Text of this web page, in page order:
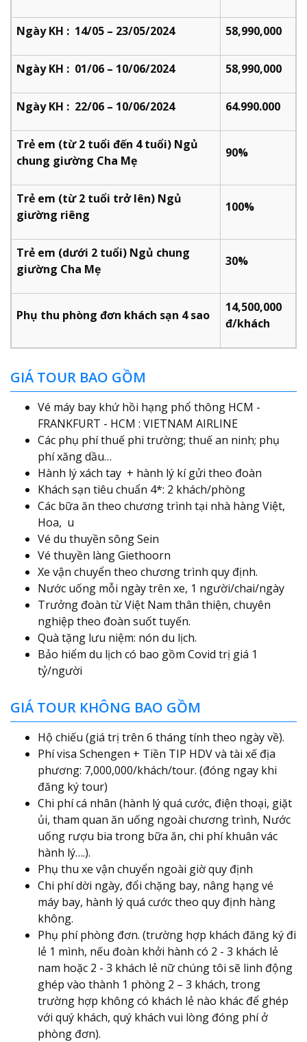
Ngày KH : 14/05 – 23/05/2024 58,990,000
Ngày KH : 01/06 – 10/06/2024 58,990,000
Ngày KH : 22/06 – 10/06/2024 64.990.000
Trẻ em (từ 2 tuổi đến 4 tuổi) Ngủ
chung giường Cha Mẹ
90%
Trẻ em (từ 2 tuổi trở lên) Ngủ
giường riêng
100%
Trẻ em (dưới 2 tuổi) Ngủ chung
giường Cha Mẹ
30%
Phụ thu phòng đơn khách sạn 4 sao
14,500,000
đ/khách
GIÁ TOUR BAO GỒM
Vé máy bay khứ hồi hạng phổ thông HCM -
FRANKFURT - HCM : VIETNAM AIRLINE
Các phụ phí thuế phi trường; thuế an ninh; phụ
phí xăng dầu…
Hành lý xách tay + hành lý kí gửi theo đoàn
Khách sạn tiêu chuẩn 4*: 2 khách/phòng
Các bữa ăn theo chương trình tại nhà hàng Việt,
Hoa, u
Vé du thuyền sông Sein
Vé thuyền làng Giethoorn
Xe vận chuyển theo chương trình quy định.
Nước uống mỗi ngày trên xe, 1 người/chai/ngày
Trưởng đoàn từ Việt Nam thân thiện, chuyên
nghiệp theo đoàn suốt tuyến.
Quà tặng lưu niệm: nón du lịch.
Bảo hiểm du lịch có bao gồm Covid trị giá 1
tỷ/người
GIÁ TOUR KHÔNG BAO GỒM
Hộ chiếu (giá trị trên 6 tháng tính theo ngày về).
Phí visa Schengen + Tiền TIP HDV và tài xế địa
phương: 7,000,000/khách/tour. (đóng ngay khi
đăng ký tour)
Chi phí cá nhân (hành lý quá cước, điện thoại, giặt
ủi, tham quan ăn uống ngoài chương trình, Nước
uống rượu bia trong bữa ăn, chi phí khuân vác
hành lý….).
Phụ thu xe vận chuyển ngoài giờ quy định
Chi phí dời ngày, đổi chặng bay, nâng hạng vé
máy bay, hành lý quá cước theo quy định hàng
không.
Phụ phí phòng đơn. (trường hợp khách đăng ký đi
lẻ 1 mình, nếu đoàn khởi hành có 2 - 3 khách lẻ
nam hoặc 2 - 3 khách lẻ nữ chúng tôi sẽ linh động
ghép vào thành 1 phòng 2 – 3 khách, trong
trường hợp không có khách lẻ nào khác để ghép
với quý khách, quý khách vui lòng đóng phí ở
phòng đơn).